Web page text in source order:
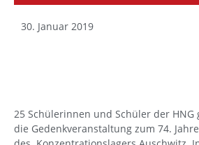
30. Januar 2019
25 Schülerinnen und Schüler der HNG
die Gedenkveranstaltung zum 74.